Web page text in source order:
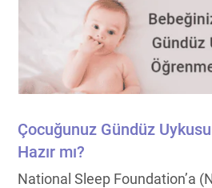
Çocuğunuz Gündüz
Hazır mı?
National Sleep Foundation’a